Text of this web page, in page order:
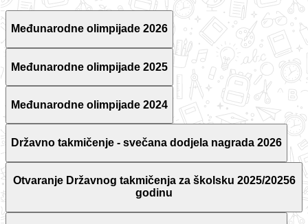
Međunarodne olimpijade 2026
Međunarodne olimpijade 2025
Međunarodne olimpijade 2024
Državno takmičenje - svečana dodjela nagrada 2026
Otvaranje Državnog takmičenja za školsku 2025/20256
godinu